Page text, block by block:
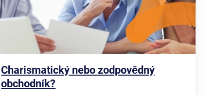
Charismatický nebo zodpovědný
obchodník?